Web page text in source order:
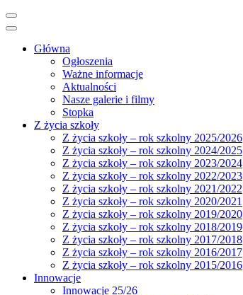
Główna
Ogłoszenia
Ważne informacje
Aktualności
Nasze galerie i filmy
Stopka
Z życia szkoły
Z życia szkoły – rok szkolny 2025/2026
Z życia szkoły – rok szkolny 2024/2025
Z życia szkoły – rok szkolny 2023/2024
Z życia szkoły – rok szkolny 2022/2023
Z życia szkoły – rok szkolny 2021/2022
Z życia szkoły – rok szkolny 2020/2021
Z życia szkoły – rok szkolny 2019/2020
Z życia szkoły – rok szkolny 2018/2019
Z życia szkoły – rok szkolny 2017/2018
Z życia szkoły – rok szkolny 2016/2017
Z życia szkoły – rok szkolny 2015/2016
Innowacje
Innowacje 25/26